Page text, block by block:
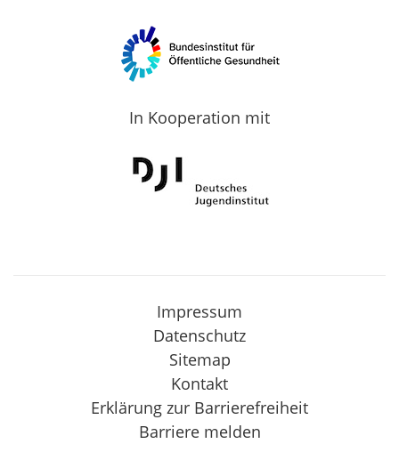
In Kooperation mit
Impressum
Datenschutz
Sitemap
Kontakt
Erklärung zur Barrierefreiheit
Barriere melden